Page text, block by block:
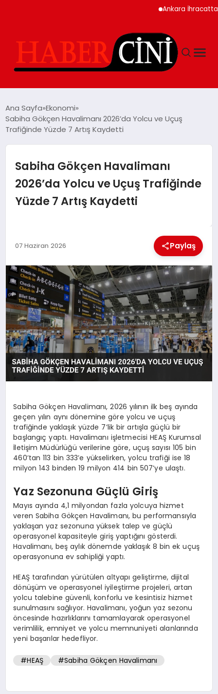
Ankara İhracatta
YAŞAM
GÜNCEL
TEKNOLOJI
GENEL
EKONOMI
YEREL HABERLER
GÜNDEM
Ana Sayfa Ekonomi
Sabiha Gökçen Havalimanı 2026’da Yolcu ve Uçuş
Trafiğinde Yüzde 7 Artış Kaydetti
Sabiha Gökçen Havalimanı
2026’da Yolcu ve Uçuş Trafiğinde
Yüzde 7 Artış Kaydetti
07 Haziran 2026 Paylaş
Sabiha Gökçen Havalimanı, 2026 yılının ilk beş ayında
geçen yılın aynı dönemine göre yolcu ve uçuş
trafiğinde yaklaşık yüzde 7’lik bir artışla güçlü bir
başlangıç yaptı. Havalimanı işletmecisi HEAŞ Kurumsal
İletişim Müdürlüğü verilerine göre, uçuş sayısı 105 bin
460’tan 113 bin 333’e yükselirken, yolcu trafiği ise 18
milyon 143 binden 19 milyon 414 bin 507’ye ulaştı.
Yaz Sezonuna Güçlü Giriş
Mayıs ayında 4,1 milyondan fazla yolcuya hizmet
veren Sabiha Gökçen Havalimanı, bu performansıyla
yaklaşan yaz sezonuna yüksek talep ve güçlü
operasyonel kapasiteyle giriş yaptığını gösterdi.
Havalimanı, beş aylık dönemde yaklaşık 8 bin ek uçuş
operasyonuna ev sahipliği yaptı.
HEAŞ tarafından yürütülen altyapı geliştirme, dijital
dönüşüm ve operasyonel iyileştirme projeleri, artan
yolcu talebine güvenli, konforlu ve kesintisiz hizmet
sunulmasını sağlıyor. Havalimanı, yoğun yaz sezonu
öncesinde hazırlıklarını tamamlayarak operasyonel
verimlilik, emniyet ve yolcu memnuniyeti alanlarında
yeni başarılar hedefliyor.
#HEAŞ #Sabiha Gökçen Havalimanı